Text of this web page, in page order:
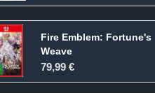
Fire Emblem: Fortune's
Weave
79,99 €